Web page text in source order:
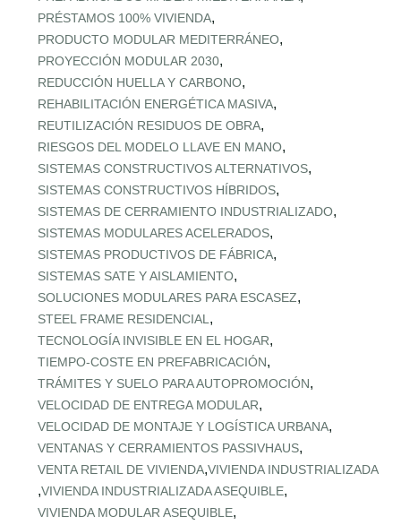
PRÉSTAMOS 100% VIVIENDA,
PRODUCTO MODULAR MEDITERRÁNEO,
PROYECCIÓN MODULAR 2030,
REDUCCIÓN HUELLA Y CARBONO,
REHABILITACIÓN ENERGÉTICA MASIVA,
REUTILIZACIÓN RESIDUOS DE OBRA,
RIESGOS DEL MODELO LLAVE EN MANO,
SISTEMAS CONSTRUCTIVOS ALTERNATIVOS,
SISTEMAS CONSTRUCTIVOS HÍBRIDOS,
SISTEMAS DE CERRAMIENTO INDUSTRIALIZADO,
SISTEMAS MODULARES ACELERADOS,
SISTEMAS PRODUCTIVOS DE FÁBRICA,
SISTEMAS SATE Y AISLAMIENTO,
SOLUCIONES MODULARES PARA ESCASEZ,
STEEL FRAME RESIDENCIAL ,
TECNOLOGÍA INVISIBLE EN EL HOGAR,
TIEMPO‑COSTE EN PREFABRICACIÓN,
TRÁMITES Y SUELO PARA AUTOPROMOCIÓN,
VELOCIDAD DE ENTREGA MODULAR,
VELOCIDAD DE MONTAJE Y LOGÍSTICA URBANA,
VENTANAS Y CERRAMIENTOS PASSIVHAUS,
VENTA RETAIL DE VIVIENDA,VIVIENDA INDUSTRIALIZADA
,VIVIENDA INDUSTRIALIZADA ASEQUIBLE,
VIVIENDA MODULAR ASEQUIBLE,